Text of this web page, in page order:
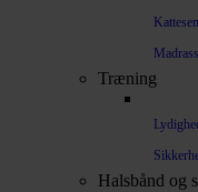
Træning
Halsbånd og